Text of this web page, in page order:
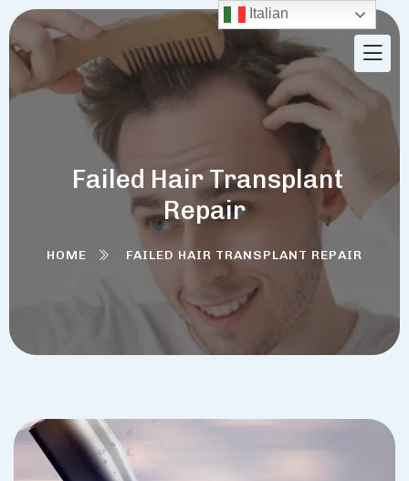
Failed Hair Transplant
Repair
HOME FAILED HAIR TRANSPLANT REPAIR
Italian